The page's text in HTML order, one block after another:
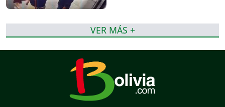
VER MÁS +